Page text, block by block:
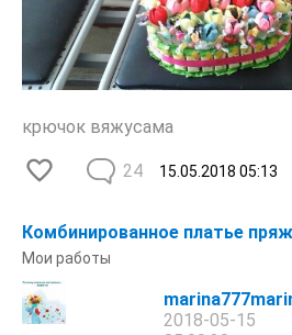
крючок вяжусама
15.05.2018 05:13
24
Комбинированное платье
Мои работы
2018-05-15